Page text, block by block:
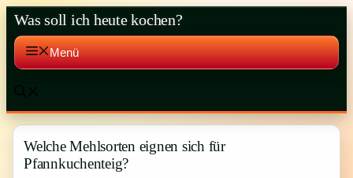
Zum
Inhalt
springen
Was soll ich heute kochen?
Menü
Welche Mehlsorten eignen sich für
Pfannkuchenteig?